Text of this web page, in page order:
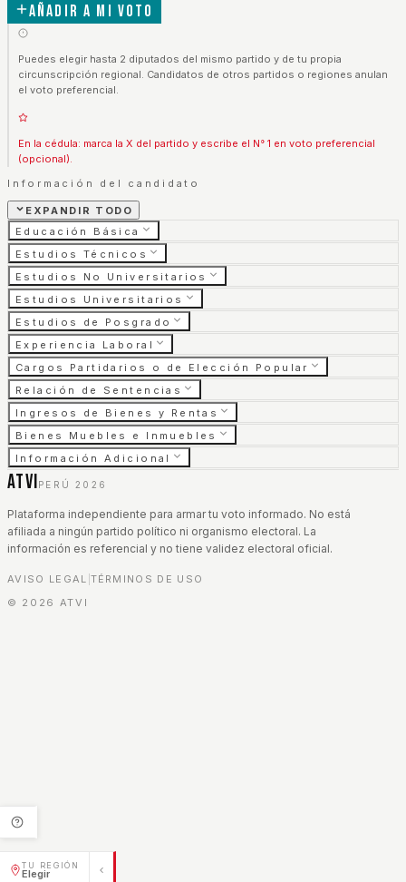
TU REGIÓN
Elegir
Añadir a mi voto
Puedes elegir hasta 2 diputados del mismo partido y de tu propia
circunscripción regional. Candidatos de otros partidos o regiones anulan
el voto preferencial.
En la cédula: marca la X del partido y escribe el N° 1 en voto preferencial
(opcional).
Información del candidato
EXPANDIR TODO
Educación Básica
Estudios Técnicos
Estudios No Universitarios
Estudios Universitarios
Estudios de Posgrado
Experiencia Laboral
Cargos Partidarios o de Elección Popular
Relación de Sentencias
Ingresos de Bienes y Rentas
Bienes Muebles e Inmuebles
Información Adicional
ATVI PERÚ 2026
Plataforma independiente para armar tu voto informado. No está
afiliada a ningún partido político ni organismo electoral. La
información es referencial y no tiene validez electoral oficial.
AVISO LEGAL TÉRMINOS DE USO
© 2026 ATVI